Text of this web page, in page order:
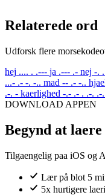
Relaterede ord
Udforsk flere
hej .... . .--- ja .--- .- nej -.
...- .- -. -.. mad -- .- -..
.-. - kaerlighed -.- .- . .-. .-
DOWNLOAD APPEN
Begynd at
Tilgaengelig paa iOS og
Lær på blot 5
5x hurtigere